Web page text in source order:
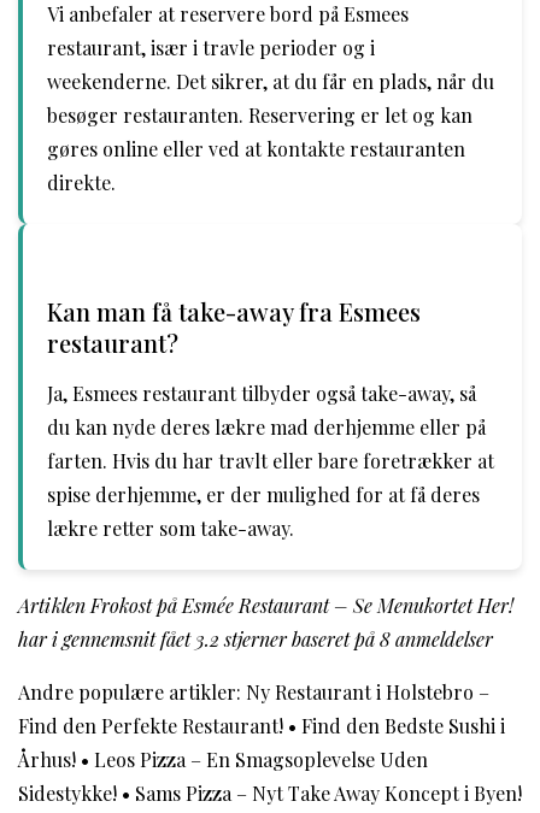
Vi anbefaler at reservere bord på Esmees
restaurant, især i travle perioder og i
weekenderne. Det sikrer, at du får en plads, når du
besøger restauranten. Reservering er let og kan
gøres online eller ved at kontakte restauranten
direkte.
Kan man få take-away fra Esmees
restaurant?
Ja, Esmees restaurant tilbyder også take-away, så
du kan nyde deres lækre mad derhjemme eller på
farten. Hvis du har travlt eller bare foretrækker at
spise derhjemme, er der mulighed for at få deres
lækre retter som take-away.
Artiklen Frokost på Esmée Restaurant – Se Menukortet Her!
har i gennemsnit fået3.2stjerner baseret på8anmeldelser
Andre populære artikler: Ny Restaurant i Holstebro –
Find den Perfekte Restaurant! • Find den Bedste Sushi i
Århus! • Leos Pizza – En Smagsoplevelse Uden
Sidestykke! • Sams Pizza – Nyt Take Away Koncept i Byen!